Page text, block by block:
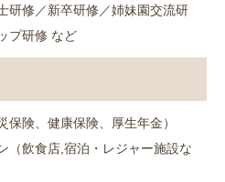
研修／新卒研修／姉妹園交流研
プ研修 など
保険、健康保険、厚生年金）
（飲食店,宿泊・レジャー施設な